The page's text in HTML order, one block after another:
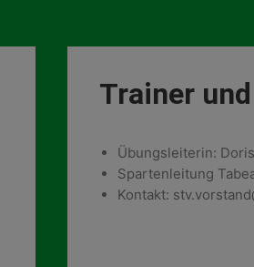
Trainer
Übungsleiterin:
Spartenleitung
Kontakt: